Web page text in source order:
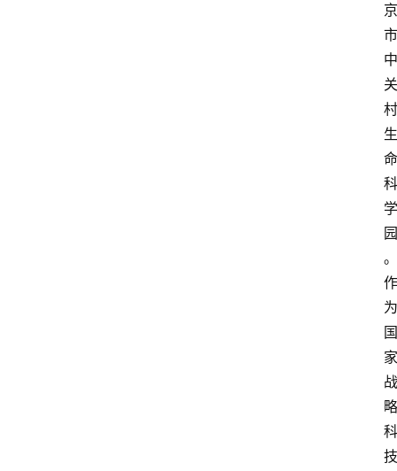
京
市
中
关
村
生
命
科
学
园
。
作
为
国
家
战
略
科
技